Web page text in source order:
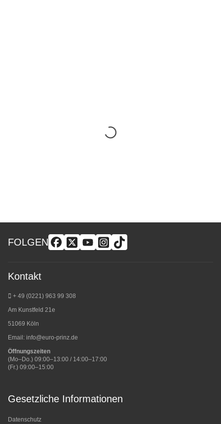
FOLGEN
Kontakt
+ 49 (0221) 963 99 308
Am Kunstfeld 21e
51069 Köln
Email: info@euro-prinz.de
Öffnungszeiten
(Mo–Do.) 09:00–13:00 / 14:00–17:00
(Fr.) 09:00–15:00
Gesetzliche Informationen
Datenschutz